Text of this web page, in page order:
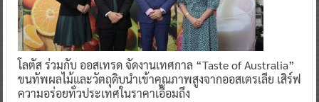
โลตัส ร่วมกับ ออสเทรด จัดงานเทศกาล “Taste of Australia”
ขนทัพผลไม้และวัตถุดิบนำเข้าคุณภาพสูงจากออสเตรเลีย เสิร์ฟ
ความอร่อยทั่วประเทศในราคาเอื้อมถึง